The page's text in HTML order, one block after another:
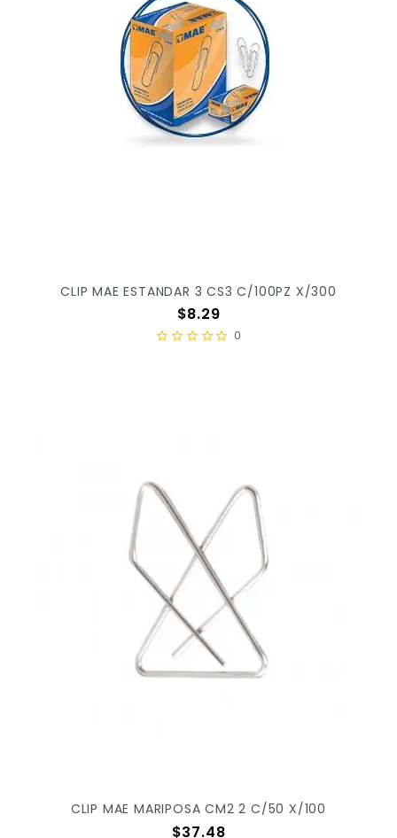
CLIP MAE ESTANDAR 3 CS3 C/100PZ X/300
Precio
$8.29
0
CLIP MAE MARIPOSA CM2 2 C/50 X/100
Precio
$37.48